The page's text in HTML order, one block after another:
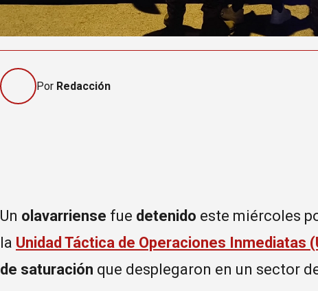
Por Redacción
Un olavarriense fue detenido este miércoles
la Unidad Táctica de Operaciones Inmediatas
de saturación que desplegaron en un sector